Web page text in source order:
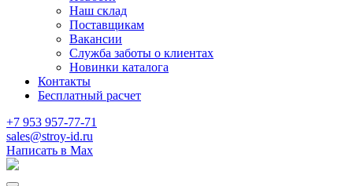
Наш склад
Поставщикам
Вакансии
Служба заботы о клиентах
Новинки каталога
Контакты
Бесплатный расчет
+7 953 957-77-71
sales@stroy-id.ru
Написать в Max